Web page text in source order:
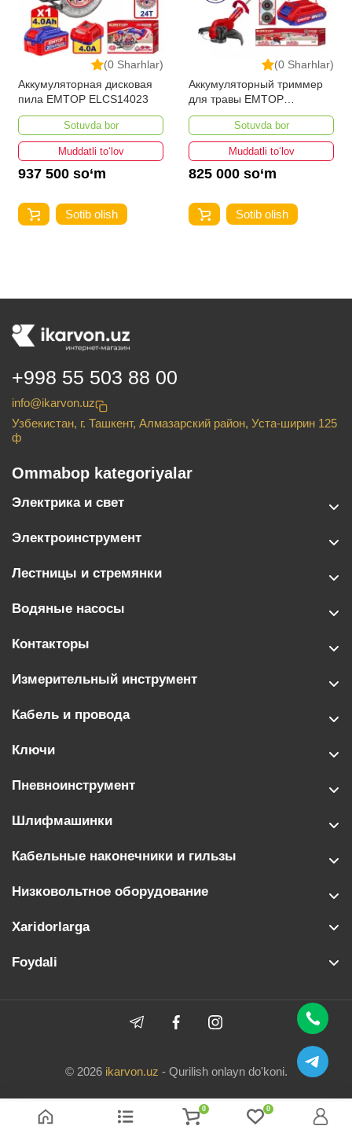
(0 Sharhlar)
Аккумуляторная дисковая
пила EMTOP ELCS14023
Sotuvda bor
Muddatli to‘lov
937 500 so‘m
Sotib olish
(0 Sharhlar)
Аккумуляторный триммер
для травы EMTOP
ELGT203285
Sotuvda bor
Muddatli to‘lov
825 000 so‘m
Sotib olish
+998 55 503 88 00
info@ikarvon.uz
Узбекистан, г. Ташкент, Алмазарский район, Уста-ширин 125
ф
Ommabop kategoriyalar
Электрика и свет
Электроинструмент
Лестницы и стремянки
Водяные насосы
Контакторы
Измерительный инструмент
Кабель и провода
Ключи
Пневноинструмент
Шлифмашинки
Кабельные наконечники и гильзы
Низковольтное оборудование
Xaridorlarga
Foydali
© 2026 ikarvon.uz - Qurilish onlayn do'koni.
0 0